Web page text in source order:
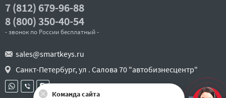
7 (812) 679-96-88
8 (800) 350-40-54
- звонок по России бесплатный -
sales@smartkeys.ru
Санкт-Петербург, ул . Салова 70 "автобизнесцентр"
Команда сайта